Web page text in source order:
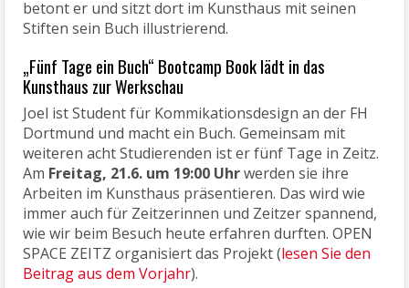
betont er und sitzt dort im Kunsthaus mit seinen
Stiften sein Buch illustrierend.
„Fünf Tage ein Buch“ Bootcamp Book lädt in das
Kunsthaus zur Werkschau
Joel ist Student für Kommikationsdesign an der FH
Dortmund und macht ein Buch. Gemeinsam mit
weiteren acht Studierenden ist er fünf Tage in Zeitz.
Am Freitag, 21.6. um 19:00 Uhrwerden sie ihre
Arbeiten im Kunsthaus präsentieren. Das wird wie
immer auch für Zeitzerinnen und Zeitzer spannend,
wie wir beim Besuch heute erfahren durften. OPEN
SPACE ZEITZ organisiert das Projekt (lesen Sie den
Beitrag aus dem Vorjahr).